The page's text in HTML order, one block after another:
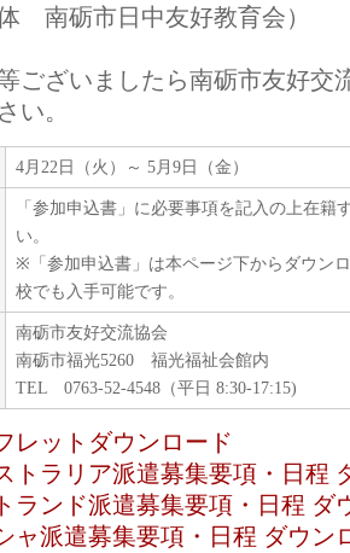
体 南砺市日中友好教育会）
ございましたら南砺市友好交
い。
4月22日（火）～ 5月9日（金）
「参加申込書」に必要事項を記入の上在籍
い。
※「参加申込書」は本ページ下からダウン
校でも入手可能です。
南砺市友好交流協会
南砺市福光5260 福光福祉会館内
TEL 0763-52-4548（平日 8:30-17:15)
レットダウンロード
トラリア派遣募集要項・日程
ランド派遣募集要項・日程 ダ
ャ派遣募集要項・日程 ダウン